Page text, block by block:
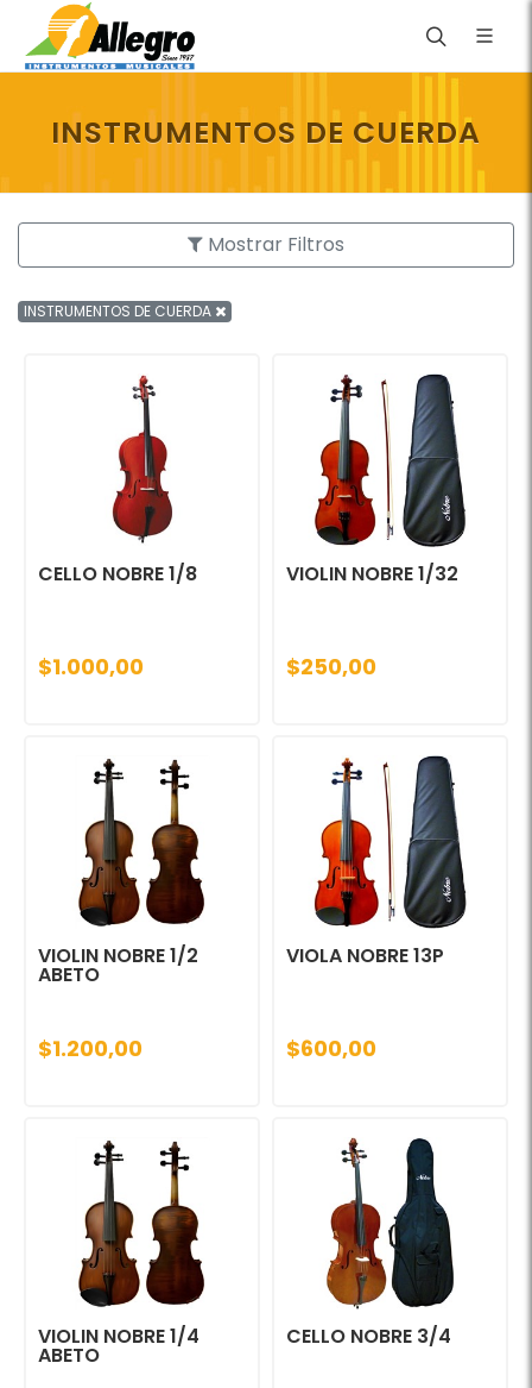
INSTRUMENTOS DE CUERDA
Mostrar Filtros
INSTRUMENTOS DE CUERDA
CELLO NOBRE 1/8
$1.000,00
VIOLIN NOBRE 1/32
$250,00
VIOLIN NOBRE 1/2
ABETO
$1.200,00
VIOLA NOBRE 13P
$600,00
VIOLIN NOBRE 1/4
ABETO
CELLO NOBRE 3/4